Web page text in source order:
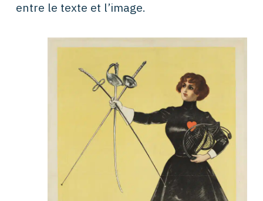
entre le texte et l’image.